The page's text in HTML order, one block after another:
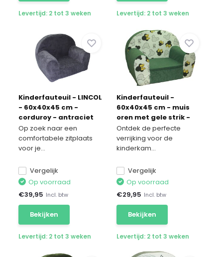
Levertijd: 2 tot 3 weken Levertijd: 2 tot 3 weken
Kinderfauteuil - LINCOL
- 60x40x45 cm -
corduroy - antraciet
Op zoek naar een
comfortabele zitplaats
voor je...
Vergelijk
Op voorraad
€39,95 Incl. btw
Bekijken
Levertijd: 2 tot 3 weken
Kinderfauteuil -
60x40x45 cm - muis
oren met gele strik -
groen
Ontdek de perfecte
verrijking voor de
kinderkam...
Vergelijk
Op voorraad
€29,95 Incl. btw
Bekijken
Levertijd: 2 tot 3 weken